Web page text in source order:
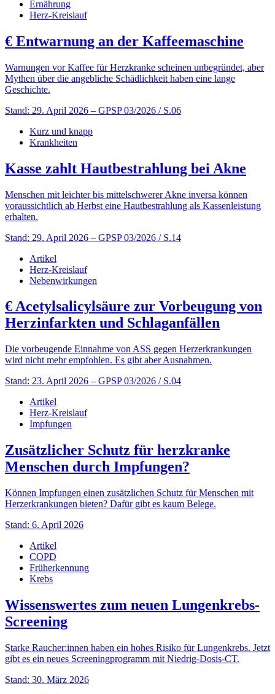
Ernährung
Herz-Kreislauf
€ Entwarnung an der Kaffeemaschine
Warnungen vor Kaffee für Herzkranke scheinen unbegründet, aber
Mythen über die angebliche Schädlichkeit haben eine lange
Geschichte.
Stand: 29. April 2026 – GPSP 03/2026 / S.06
Kurz und knapp
Krankheiten
Kasse zahlt Hautbestrahlung bei Akne
Menschen mit leichter bis mittelschwerer Akne inversa können
voraussichtlich ab Herbst eine Hautbestrahlung als Kassenleistung
erhalten.
Stand: 29. April 2026 – GPSP 03/2026 / S.14
Artikel
Herz-Kreislauf
Nebenwirkungen
€Acetylsalicylsäure zur Vorbeugung von
Herzinfarkten und Schlaganfällen
Die vorbeugende Einnahme von ASS gegen Herzerkrankungen
wird nicht mehr empfohlen. Es gibt aber Ausnahmen.
Stand: 23. April 2026 – GPSP 03/2026 / S.04
Artikel
Herz-Kreislauf
Impfungen
Zusätzlicher Schutz für herzkranke
Menschen durch Impfungen?
Können Impfungen einen zusätzlichen Schutz für Menschen mit
Herzerkrankungen bieten? Dafür gibt es kaum Belege.
Stand: 6. April 2026
Artikel
COPD
Früherkennung
Krebs
Wissenswertes zum neuen Lungenkrebs-
Screening
Starke Raucher:innen haben ein hohes Risiko für Lungenkrebs. Jetzt
gibt es ein neues Screeningprogramm mit Niedrig-Dosis-CT.
Stand: 30. März 2026